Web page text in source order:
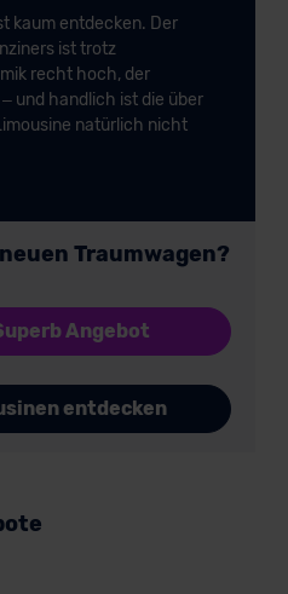
kaum entdecken. Der
ist trotz
recht hoch, der
und handlich ist die über
natürlich nicht
Traumwagen?
Angebot
entdecken